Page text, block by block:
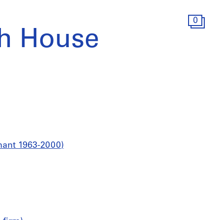
0
House
1963-2000)